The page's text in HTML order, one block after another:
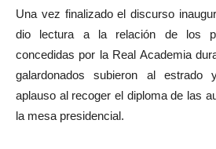
Una vez finalizado el discurso
dio lectura a la relación de los
concedidas por la Real Academia
galardonados subieron al estrado
aplauso al recoger el diploma de las
la mesa presidencial.